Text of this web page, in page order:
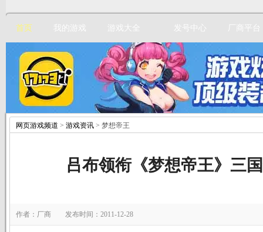
首页 我的游戏 游戏大全 发号中心 厂商平台
网页游戏频道 > 游戏资讯 > 梦想帝王
吕布领衔《梦想帝王》三
作者：厂商 发布时间：2011-12-28
立即注册